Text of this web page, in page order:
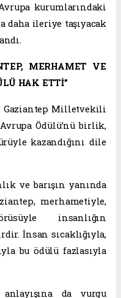
kurumlarındaki
daha ileriye taşıyacak
MERHAMET VE
HAK ETTİ”
Gaziantep Milletvekili
Ödülü’nü birlik,
kazandığını dile
ve barışın yanında
merhametiyle,
insanlığın
İnsan sıcaklığıyla,
bu ödülü fazlasıyla
da vurgu